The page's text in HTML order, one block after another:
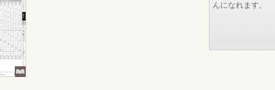
んになれます。